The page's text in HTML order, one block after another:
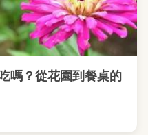
嗎？從花園到餐桌的